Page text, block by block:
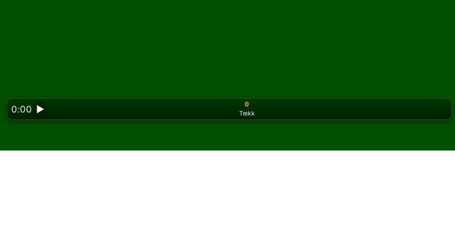
0:00 ▶
0
Trekk